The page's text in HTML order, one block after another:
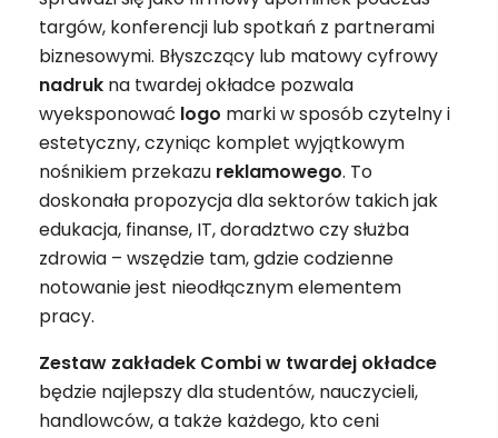
targów, konferencji lub spotkań z partnerami
biznesowymi. Błyszczący lub matowy cyfrowy
nadruk na twardej okładce pozwala
wyeksponować logo marki w sposób czytelny i
estetyczny, czyniąc komplet wyjątkowym
nośnikiem przekazu reklamowego. To
doskonała propozycja dla sektorów takich jak
edukacja, finanse, IT, doradztwo czy służba
zdrowia – wszędzie tam, gdzie codzienne
notowanie jest nieodłącznym elementem
pracy.
Zestaw zakładek Combi w twardej okładce
będzie najlepszy dla studentów, nauczycieli,
handlowców, a także każdego, kto ceni